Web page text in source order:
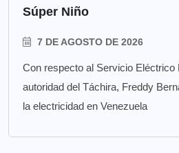
Súper Niño
7 DE AGOSTO DE 2026
Con respecto al Servicio Eléctrico
autoridad del Táchira, Freddy
la electricidad en Venezuela